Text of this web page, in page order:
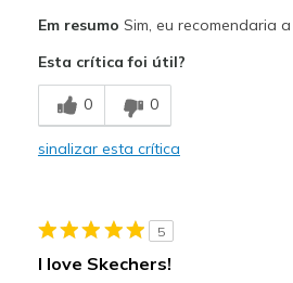
Comfortable
Durable
Going Out
Em resumo Sim, eu recomendaria
Esta crítica foi útil?
0 0
sinalizar esta crítica
5
I love Skechers!